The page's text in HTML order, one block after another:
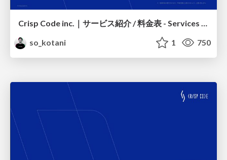
Crisp Code inc.｜サービス紹介 / 料金表 - Services & Price list
so_kotani
1 750